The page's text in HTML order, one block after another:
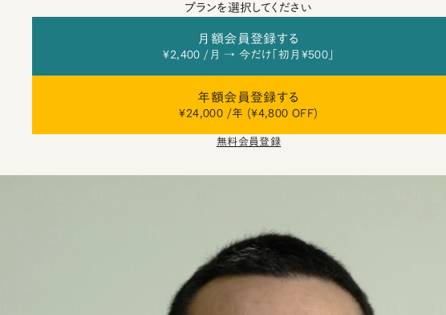
プランを選択してください
月額会員登録する
¥2,400 /月 → 今だけ「初月¥500」
年額会員登録する
¥24,000 /年 (¥4,800 OFF)
無料会員登録